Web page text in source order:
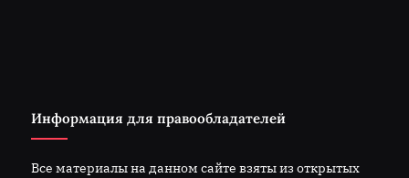
Информация для правообладателей
Все материалы на данном сайте взяты из открытых